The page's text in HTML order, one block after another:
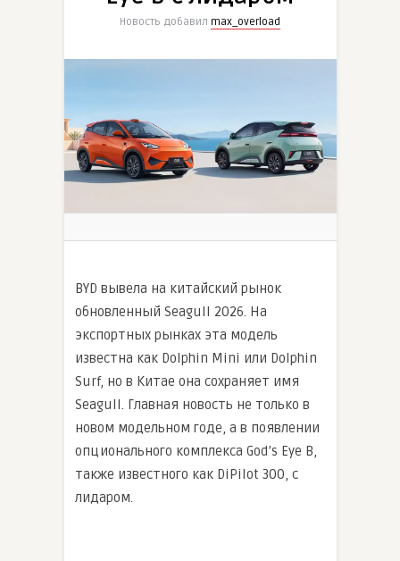
Новость добавил max_overload
BYD вывела на китайский рынок
обновленный Seagull 2026. На
экспортных рынках эта модель
известна как Dolphin Mini или Dolphin
Surf, но в Китае она сохраняет имя
Seagull. Главная новость не только в
новом модельном годе, а в появлении
опционального комплекса God’s Eye B,
также известного как DiPilot 300, с
лидаром.